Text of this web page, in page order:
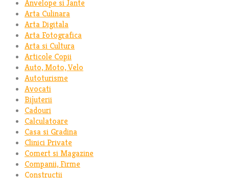
Anvelope si Jante
Arta Culinara
Arta Digitala
Arta Fotografica
Arta si Cultura
Articole Copii
Auto, Moto, Velo
Autoturisme
Avocati
Bijuterii
Cadouri
Calculatoare
Casa si Gradina
Clinici Private
Comert si Magazine
Companii, Firme
Constructii